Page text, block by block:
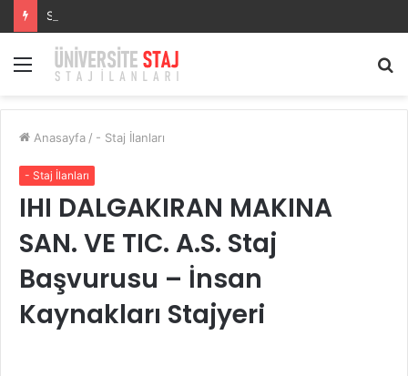
Staj Başvurusu –
Menü
Anasayfa / - Staj İlanları
- Staj İlanları
IHI DALGAKIRAN MAKINA
SAN. VE TIC. A.S. Staj
Başvurusu – İnsan
Kaynakları Stajyeri